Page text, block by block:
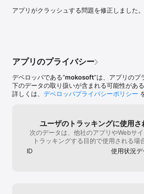
アプリがクラッシュする問題を修正しました。
アプリのプライバシー
デベロッパである“mokosoft”は、アプリのプ
下のデータの取り扱いが含まれる可能性があ
詳しくは、 デベロッパプライバシーポリシー
ユーザのトラッキングに使用さ
次のデータは、他社のアプリやWebサ
トラッキングする目的で使用される場
ID
使用状況デ